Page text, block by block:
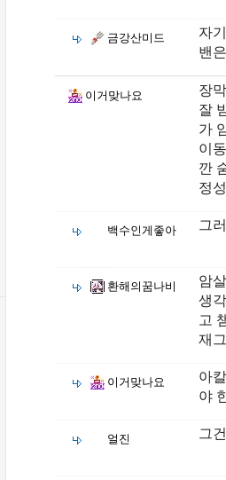
금강산미드
자
밴
이거맞나요
장
잘
가
이
깐
정
백수인게좋아 그
환해의꿈나비
암
생
고
재
이거맞나요
아
야
얼진 그